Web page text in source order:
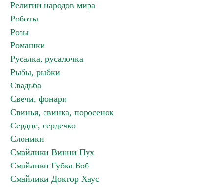
Религии народов мира
Роботы
Розы
Ромашки
Русалка, русалочка
Рыбы, рыбки
Свадьба
Свечи, фонари
Свинья, свинка, поросенок
Сердце, сердечко
Слоники
Смайлики Винни Пух
Смайлики Губка Боб
Смайлики Доктор Хаус